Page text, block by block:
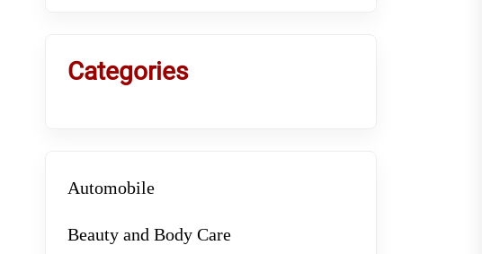
Categories
Automobile
Beauty and Body Care